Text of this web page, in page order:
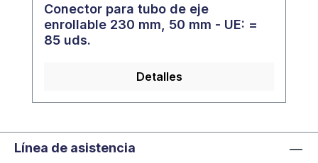
Conector para tubo de eje
enrollable 230 mm, 50 mm - UE: =
85 uds.
Detalles
Línea de asistencia